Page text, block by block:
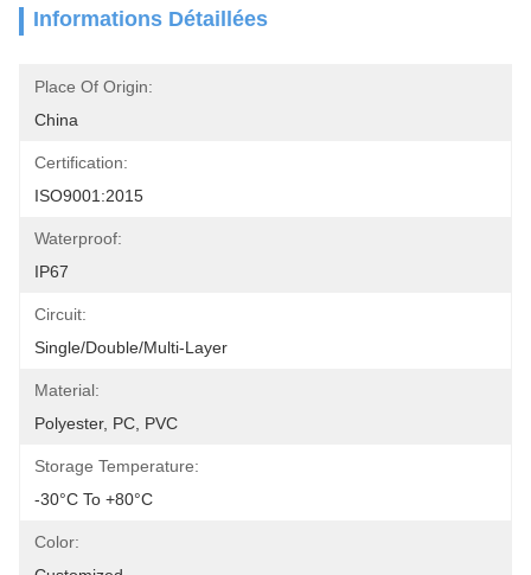
Informations Détaillées
Place Of Origin:
China
Certification:
ISO9001:2015
Waterproof:
IP67
Circuit:
Single/Double/Multi-Layer
Material:
Polyester, PC, PVC
Storage Temperature:
-30°C To +80°C
Color: